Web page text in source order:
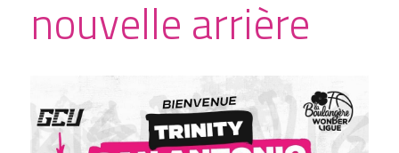
nouvelle arrière